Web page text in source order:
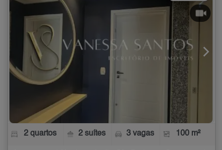
2 quartos 2 suítes 3 vagas 100 m²